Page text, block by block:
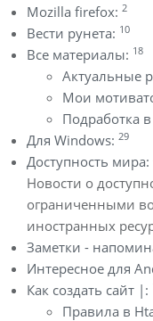
Mozilla firefox: 2
Вести рунета: 10
Все материалы: 18
Актуальные
Мои
Подработка
Для Windows: 29
Доступность мира:
Новости о
ограниченными
иностранных
Заметки -
Интересное для
Как создать сайт |:
Правила в